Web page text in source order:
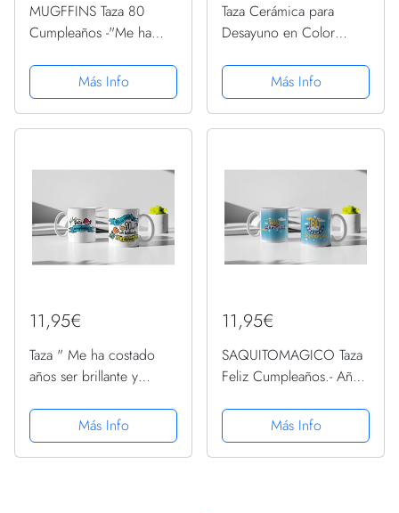
MUGFFINS Taza 80
Cumpleaños -"Me ha
ser increíble y casi
perfecto - Regalos
Desayuno Feliz
Más Info
Taza Cerámica para
Desayuno en Color
Regalo Original para un
Feliz Cumpleaños (Feliz
80)
Más Info
11,95€
Taza " Me ha costado
años ser brillante y
Original Feliz
Cumpleaños (80 años)
Más Info
11,95€
SAQUITOMAGICO Taza
Feliz Cumpleaños.- Años
(80 años)Más Info